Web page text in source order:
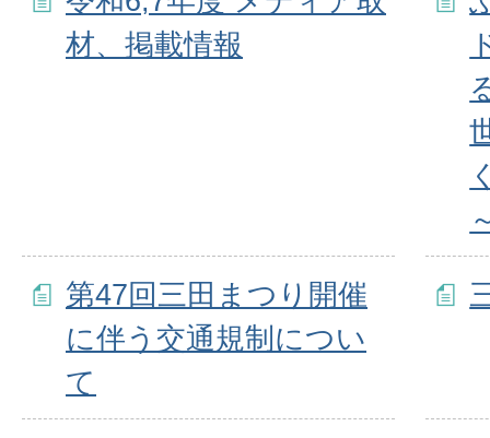
材、掲載情報
第47回三田まつり開催
に伴う交通規制につい
て